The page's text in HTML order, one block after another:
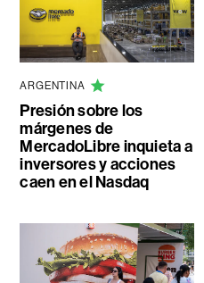
ARGENTINA
Presión sobre los
márgenes de
MercadoLibre inquieta a
inversores y acciones
caen en el Nasdaq